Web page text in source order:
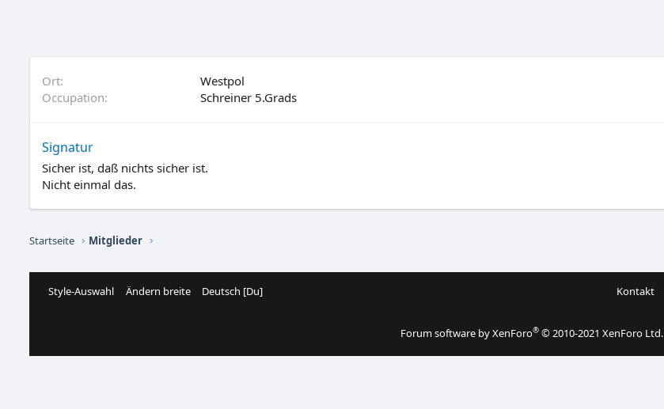
Ort
Westpol
Occupation
Schreiner 5.Grads
Signatur
Sicher ist, daß nichts sicher ist.
Nicht einmal das.
Startseite Mitglieder
Style-Auswahl Ändern breite Deutsch [Du] Kontakt
Forum software by XenForo® © 2010-2021 XenForo Ltd.